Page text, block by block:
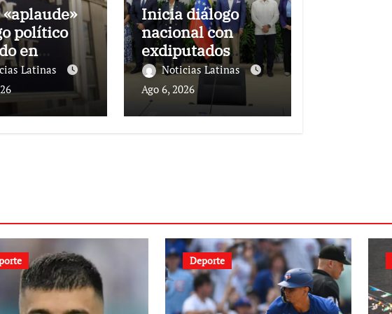
«aplaude»
político
en
Latinas
Inicia diálogo
nacional con
exdiputados
opositores de la
AN de 2015
Noticias Latinas
Ago 6, 2026
Deporte